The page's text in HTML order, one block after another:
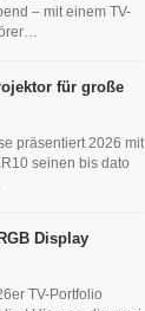
– mit einem TV-
für große
präsentiert 2026 mit
seinen bis dato
Display
TV-Portfolio